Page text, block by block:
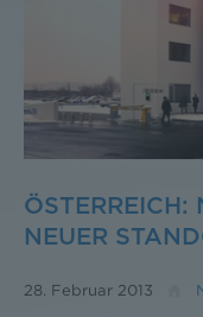
ÖSTERREICH:
NEUER
28. Februar 2013